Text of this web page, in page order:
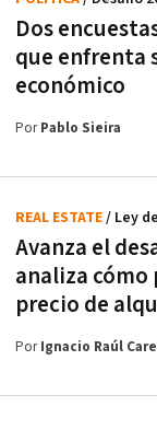
Dos
que enfrenta
económico
PorPablo Sieira
Avanza el
analiza
precio de
REAL ESTATE/ Ley
PorIgnacio Raúl